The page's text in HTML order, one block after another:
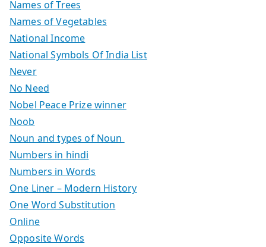
Names of Trees
Names of Vegetables
National Income
National Symbols Of India List
Never
No Need
Nobel Peace Prize winner
Noob
Noun and types of Noun
Numbers in hindi
Numbers in Words
One Liner – Modern History
One Word Substitution
Online
Opposite Words